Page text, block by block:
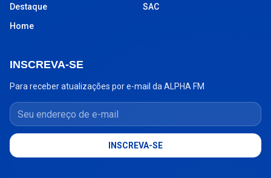
Destaque
Home
SAC
INSCREVA-SE
Para receber atualizações por e-mail da ALPHA FM
Seu endereço de e-mail
INSCREVA-SE